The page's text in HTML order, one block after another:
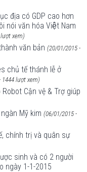
địa có GDP cao hơn
nói văn hóa Việt Nam
xem)
văn bản (20/01/2015 -
chủ tế thánh lễ ở
1444 lượt xem)
Cận vệ & Trợ giúp
Mỹ kim (06/01/2015 -
chính trị và quân sự
sinh và có 2 người
ngày 1-1-2015